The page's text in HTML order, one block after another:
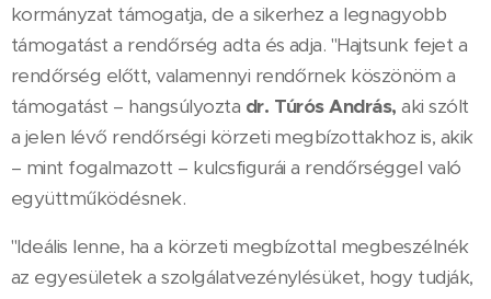
kormányzat támogatja, de a sikerhez a legnagyobb
támogatást a rendőrség adta és adja. "Hajtsunk fejet a
rendőrség előtt, valamennyi rendőrnek köszönöm a
támogatást – hangsúlyozta dr. Túrós András,aki szólt
a jelen lévő rendőrségi körzeti megbízottakhoz is, akik
– mint fogalmazott – kulcsfigurái a rendőrséggel való
együttműködésnek.
"Ideális lenne, ha a körzeti megbízottal megbeszélnék
az egyesületek a szolgálatvezénylésüket, hogy tudják,